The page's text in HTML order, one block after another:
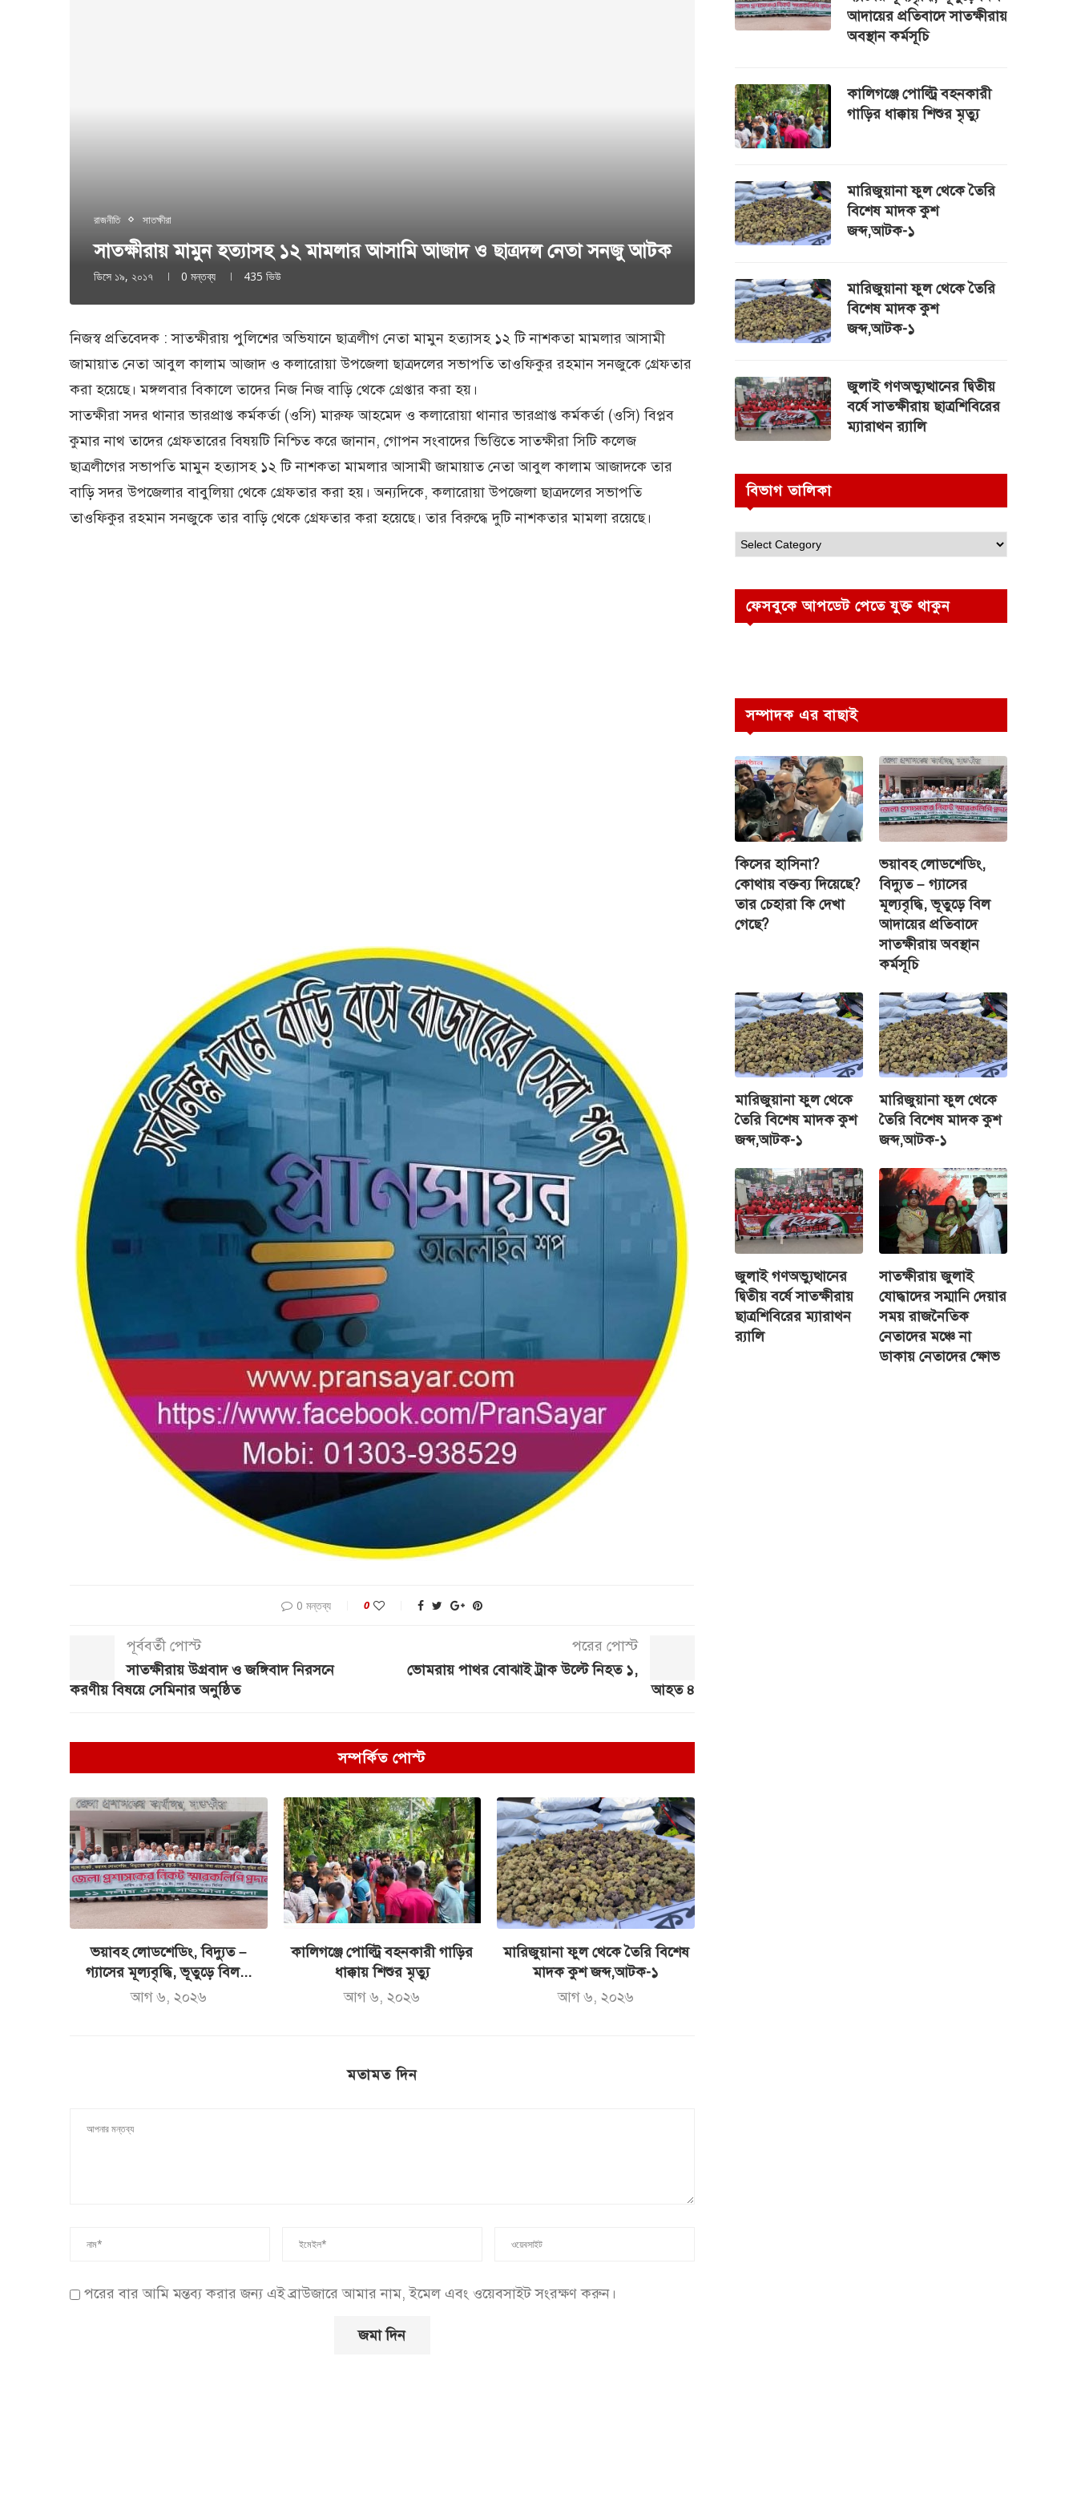
রাজনীতি সাতক্ষীরা
সাতক্ষীরায় মামুন হত্যাসহ ১২ মামলার আসামি আজাদ ও ছাত্রদল নেতা সনজু আটক
ডিসে ১৯, ২০১৭ 0 মন্তব্য 435 ভিউ
নিজস্ব প্রতিবেদক : সাতক্ষীরায় পুলিশের অভিযানে ছাত্রলীগ নেতা মামুন হত্যাসহ ১২ টি নাশকতা মামলার আসামী
জামায়াত নেতা আবুল কালাম আজাদ ও কলারোয়া উপজেলা ছাত্রদলের সভাপতি তাওফিকুর রহমান সনজুকে গ্রেফতার
করা হয়েছে। মঙ্গলবার বিকালে তাদের নিজ নিজ বাড়ি থেকে গ্রেপ্তার করা হয়।
সাতক্ষীরা সদর থানার ভারপ্রাপ্ত কর্মকর্তা (ওসি) মারুফ আহমেদ ও কলারোয়া থানার ভারপ্রাপ্ত কর্মকর্তা (ওসি) বিপ্লব
কুমার নাথ তাদের গ্রেফতারের বিষয়টি নিশ্চিত করে জানান, গোপন সংবাদের ভিত্তিতে সাতক্ষীরা সিটি কলেজ
ছাত্রলীগের সভাপতি মামুন হত্যাসহ ১২ টি নাশকতা মামলার আসামী জামায়াত নেতা আবুল কালাম আজাদকে তার
বাড়ি সদর উপজেলার বাবুলিয়া থেকে গ্রেফতার করা হয়। অন্যদিকে, কলারোয়া উপজেলা ছাত্রদলের সভাপতি
তাওফিকুর রহমান সনজুকে তার বাড়ি থেকে গ্রেফতার করা হয়েছে। তার বিরুদ্ধে দুটি নাশকতার মামলা রয়েছে।
0 মন্তব্য 0
পূর্ববর্তী পোস্ট
সাতক্ষীরায় উগ্রবাদ ও জঙ্গিবাদ নিরসনে
করণীয় বিষয়ে সেমিনার অনুষ্ঠিত
পরের পোস্ট
ভোমরায় পাথর বোঝাই ট্রাক উল্টে নিহত ১,
আহত ৪
সম্পর্কিত পোস্ট
ভয়াবহ লোডশেডিং, বিদ্যুত –
গ্যাসের মূল্যবৃদ্ধি, ভূতুড়ে বিল...
আগ ৬, ২০২৬
কালিগঞ্জে পোল্ট্রি বহনকারী গাড়ির
ধাক্কায় শিশুর মৃত্যু
আগ ৬, ২০২৬
মারিজুয়ানা ফুল থেকে তৈরি বিশেষ
মাদক কুশ জব্দ,আটক-১
আগ ৬, ২০২৬
মতামত দিন
পরের বার আমি মন্তব্য করার জন্য এই ব্রাউজারে আমার নাম, ইমেল এবং ওয়েবসাইট সংরক্ষণ করুন।
আদায়ের প্রতিবাদে সাতক্ষীরায়
অবস্থান কর্মসূচি
কালিগঞ্জে পোল্ট্রি বহনকারী
গাড়ির ধাক্কায় শিশুর মৃত্যু
মারিজুয়ানা ফুল থেকে তৈরি
বিশেষ মাদক কুশ
জব্দ,আটক-১
মারিজুয়ানা ফুল থেকে তৈরি
বিশেষ মাদক কুশ
জব্দ,আটক-১
জুলাই গণঅভ্যুত্থানের দ্বিতীয়
বর্ষে সাতক্ষীরায় ছাত্রশিবিরের
ম্যারাথন র‌্যালি
বিভাগ তালিকা
ফেসবুকে আপডেট পেতে যুক্ত থাকুন
সম্পাদক এর বাছাই
কিসের হাসিনা?
কোথায় বক্তব্য দিয়েছে?
তার চেহারা কি দেখা
গেছে?
ভয়াবহ লোডশেডিং,
বিদ্যুত – গ্যাসের
মূল্যবৃদ্ধি, ভূতুড়ে বিল
আদায়ের প্রতিবাদে
সাতক্ষীরায় অবস্থান
কর্মসূচি
মারিজুয়ানা ফুল থেকে
তৈরি বিশেষ মাদক কুশ
জব্দ,আটক-১
মারিজুয়ানা ফুল থেকে
তৈরি বিশেষ মাদক কুশ
জব্দ,আটক-১
জুলাই গণঅভ্যুত্থানের
দ্বিতীয় বর্ষে সাতক্ষীরায়
ছাত্রশিবিরের ম্যারাথন
র‌্যালি
সাতক্ষীরায় জুলাই
যোদ্ধাদের সম্মানি দেয়ার
সময় রাজনৈতিক
নেতাদের মঞ্চে না
ডাকায় নেতাদের ক্ষোভ